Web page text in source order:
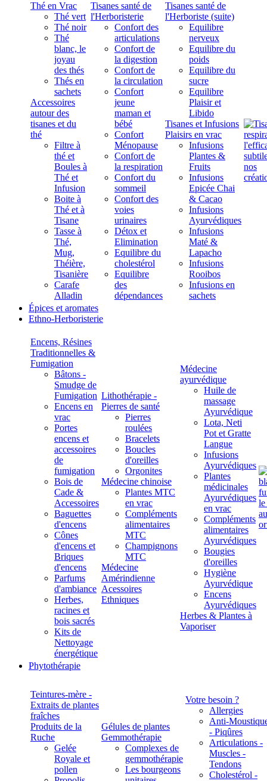
Thé en Vrac
Thé vert
Thé noir
Thé
blanc, le
joyau
des thés
Thés en
sachets
Accessoires
autour des
tisanes et du
thé
Filtre à
thé et
Boules à
Thé et
Infusion
Boite à
Thé et à
Tisane
Tasse à
Thé,
Mug,
Théière,
Tisanière
Carafe
Alladin
Tisanes santé de
l'Herboristerie
Confort des
articulations
Confort de
la digestion
Confort de
la circulation
Confort
jeune
maman et
bébé
Confort
Ménopause
Confort de
la respiration
Confort du
sommeil
Confort des
voies
urinaires
Détox et
Elimination
Equilibre du
cholestérol
Equilibre
des
dépendances
Tisanes santé de
l'Herboriste (suite)
Equilibre
nerveux
Equilibre du
poids
Equilibre du
sucre
Equilibre
Plaisir et
Libido
Tisanes et Infusions
Plaisirs en vrac
Infusions
Plantes &
Fruits
Infusions
Epicée Chai
& Cacao
Infusions
Ayurvédiques
Infusions
Maté &
Lapacho
Infusions
Rooibos
Infusions en
sachets
Épices et aromates
Ethno-Herboristerie
Encens, Résines
Traditionnelles &
Fumigation
Bâtons -
Smudge de
Fumigation
Encens en
vrac
Portes
encens et
accessoires
de
fumigation
Bois de
Cade &
Accessoires
Baguettes
d'encens
Cônes
d'encens et
Briques
d'encens
Parfums
d'ambiance
Herbes,
racines et
bois sacrés
Kits de
Nettoyage
énergétique
Lithothérapie -
Pierres de santé
Pierres
roulées
Bracelets
Boucles
d'oreilles
Orgonites
Médecine chinoise
Plantes MTC
en vrac
Compléments
alimentaires
MTC
Champignons
MTC
Médecine
Amérindienne
Acessoires
Ethniques
Médecine
ayurvédique
Huile de
massage
Ayurvédique
Lota, Neti
Pot et Gratte
Langue
Infusions
Ayurvédiques
Plantes
médicinales
Ayurvédiques
en vrac
Compléments
alimentaires
Ayurvédiques
Bougies
d'oreilles
Hygiène
Ayurvédique
Encens
Ayurvédiques
Herbes & Plantes à
Vaporiser
Phytothérapie
Teintures-mère -
Extraits de plantes
fraîches
Produits de la
Ruche
Gelée
Royale et
pollen
Gélules de plantes
Gemmothérapie
Complexes de
gemmothérapie
Les bourgeons
Votre besoin ?
Allergies
Anti-
- Piqûres
Articulations -
Muscles -
Tendons
Cholestérol -